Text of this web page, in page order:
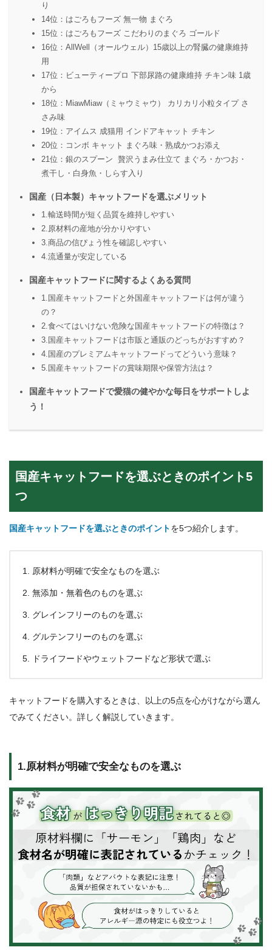
り
14位：はごろもフーズ 無一物 まぐろ
15位：はごろもフーズ こだわりのまぐろ ゴールド
16位：AllWell（オールウェル）15歳以上の腎臓の健康維持
用
17位：ビューティープロ 下部尿路の健康維持 チキン味 1歳
から
18位：MiawMiaw（ミャウミャウ） カリカリ小粒タイプ さ
さみ味
19位：アイムス 成猫用 インドアキャット チキン
20位：コンボ キャット まぐろ味・熟成かつお添え
21位：銀のスプーン 贅沢うまみ仕立て まぐろ・かつお・
煮干し・白身魚・しらす入り
国産（日本製）キャットフードを選ぶメリット
1.輸送時間が短く品質を維持しやすい
2.原材料の産地が分かりやすい
3.商品の信ぴょう性を確認しやすい
4.流通量が安定している
国産キャットフードに関するよくある質問
1.国産キャットフードと外国産キャットフードは何が違う
の？
2.食べてはいけない危険な国産キャットフードの特徴は？
3.国産キャットフードは市販と通販のどっちがおすすめ？
4.国産のプレミアムキャットフードってどういう意味？
5.国産キャットフードの賞味期限や保管方法は？
国産キャットフードで愛猫の健やかな毎日をサポートしよ
う！
国産キャットフードを選ぶときのポイント5
つ
国産キャットフードを選ぶときのポイントを5つ紹介します。
原材料が明確で安全なものを選ぶ
無添加・無着色のものを選ぶ
グレインフリーのものを選ぶ
グルテンフリーのものを選ぶ
ドライフードやウェットフードなど形状で選ぶ
キャットフードを購入するときは、以上の5点を心がけながら選ん
でみてください。詳しく解説していきます。
1.原材料が明確で安全なものを選ぶ